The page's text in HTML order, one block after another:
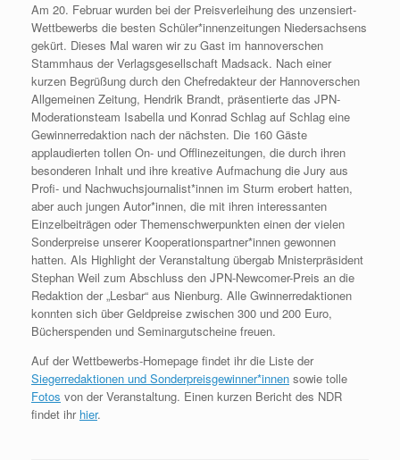
Am 20. Februar wurden bei der Preisverleihung des unzensiert-
Wettbewerbs die besten Schüler*innenzeitungen Niedersachsens
gekürt. Dieses Mal waren wir zu Gast im hannoverschen
Stammhaus der Verlagsgesellschaft Madsack. Nach einer
kurzen Begrüßung durch den Chefredakteur der Hannoverschen
Allgemeinen Zeitung, Hendrik Brandt, präsentierte das JPN-
Moderationsteam Isabella und Konrad Schlag auf Schlag eine
Gewinnerredaktion nach der nächsten. Die 160 Gäste
applaudierten tollen On- und Offlinezeitungen, die durch ihren
besonderen Inhalt und ihre kreative Aufmachung die Jury aus
Profi- und Nachwuchsjournalist*innen im Sturm erobert hatten,
aber auch jungen Autor*innen, die mit ihren interessanten
Einzelbeiträgen oder Themenschwerpunkten einen der vielen
Sonderpreise unserer Kooperationspartner*innen gewonnen
hatten. Als Highlight der Veranstaltung übergab Mnisterpräsident
Stephan Weil zum Abschluss den JPN-Newcomer-Preis an die
Redaktion der „Lesbar“ aus Nienburg. Alle Gwinnerredaktionen
konnten sich über Geldpreise zwischen 300 und 200 Euro,
Bücherspenden und Seminargutscheine freuen.
Auf der Wettbewerbs-Homepage findet ihr die Liste der
Siegerredaktionen und Sonderpreisgewinner*innen sowie tolle
Fotos von der Veranstaltung. Einen kurzen Bericht des NDR
findet ihr hier.